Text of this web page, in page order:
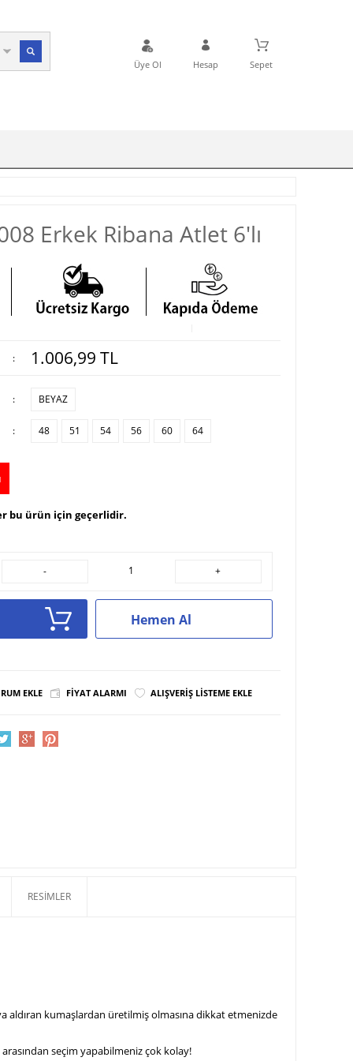
Sepet
Hesap
Üye Ol
Erkek Ribana Atlet 6′lı
: 1.006,99 TL
: BEYAZ
: 48 51 54 56 60 64
bu ürün için geçerlidir.
- +
Hemen Al
EKLE FIYAT ALARMI ALIŞVERIŞ LISTEME EKLE
RESIMLER
aldıran kumaşlardan üretilmiş olmasına dikkat etmenizde
seçim yapabilmeniz çok kolay!